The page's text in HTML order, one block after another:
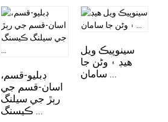
ڊبليو-قسم،
اسان-قسم جي
رٻڙ جي سيلنگ
ڪيسنگ ...
سينوپيڪ ويل
هيڊ ۽ وڻن جا
سامان ...